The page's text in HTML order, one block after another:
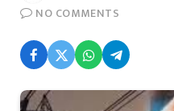
NO COMMENTS